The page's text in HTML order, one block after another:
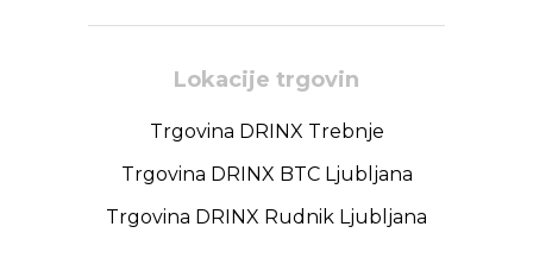
Lokacije trgovin
Trgovina DRINX Trebnje
Trgovina DRINX BTC Ljubljana
Trgovina DRINX Rudnik Ljubljana